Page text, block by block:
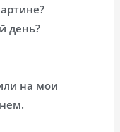
день?
на мои